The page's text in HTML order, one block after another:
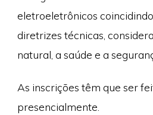
eletroeletrônicos
diretrizes técnicas,
natural, a saúde e a
As inscrições têm que ser
presencialmente.